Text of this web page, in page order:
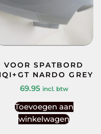
VOOR SPATBORD
NARDO GREY
69.95 incl. btw
Toevoegen aan
winkelwagen